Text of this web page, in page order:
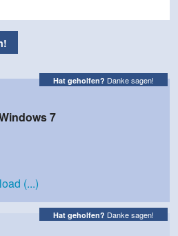
Hat geholfen? Danke sagen!
7
(...)
Hat geholfen? Danke sagen!